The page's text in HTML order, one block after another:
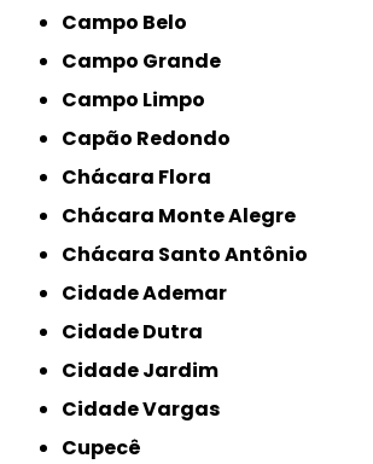
Campo Belo
Campo Grande
Campo Limpo
Capão Redondo
Chácara Flora
Chácara Monte Alegre
Chácara Santo Antônio
Cidade Ademar
Cidade Dutra
Cidade Jardim
Cidade Vargas
Cupecê